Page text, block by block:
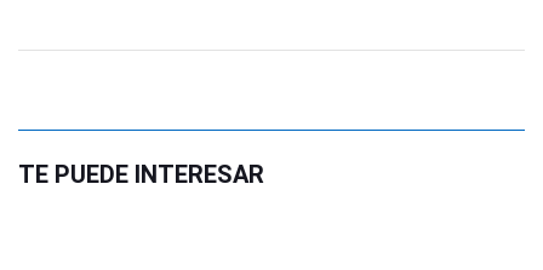
TE PUEDE INTERESAR